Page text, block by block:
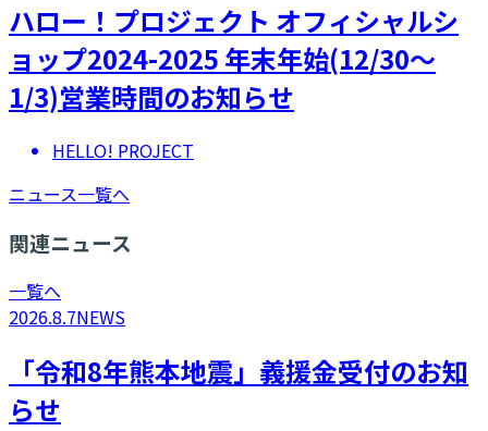
ハロー！プロジェクト オフィシャルシ
ョップ2024-2025 年末年始(12/30～
1/3)営業時間のお知らせ
HELLO! PROJECT
ニュース一覧へ
関連ニュース
一覧へ
2026.8.7NEWS
「令和8年熊本地震」義援金受付のお知
らせ